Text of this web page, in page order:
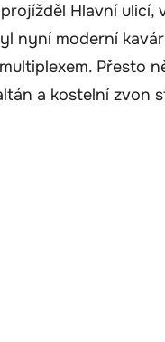
Hlavní ulicí,
nyní moderní
Přesto
a kostelní zvon